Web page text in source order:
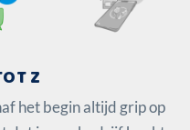
Z
het begin altijd grip op